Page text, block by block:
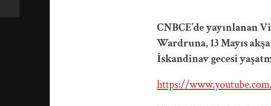
CNBCE’de
Wardruna, 13 Mayıs
İskandinav gecesi
https://